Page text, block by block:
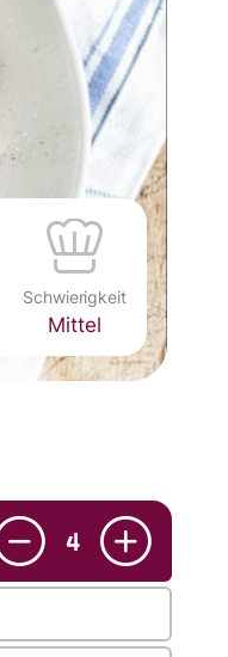
Schwierigkeit
Mittel
4